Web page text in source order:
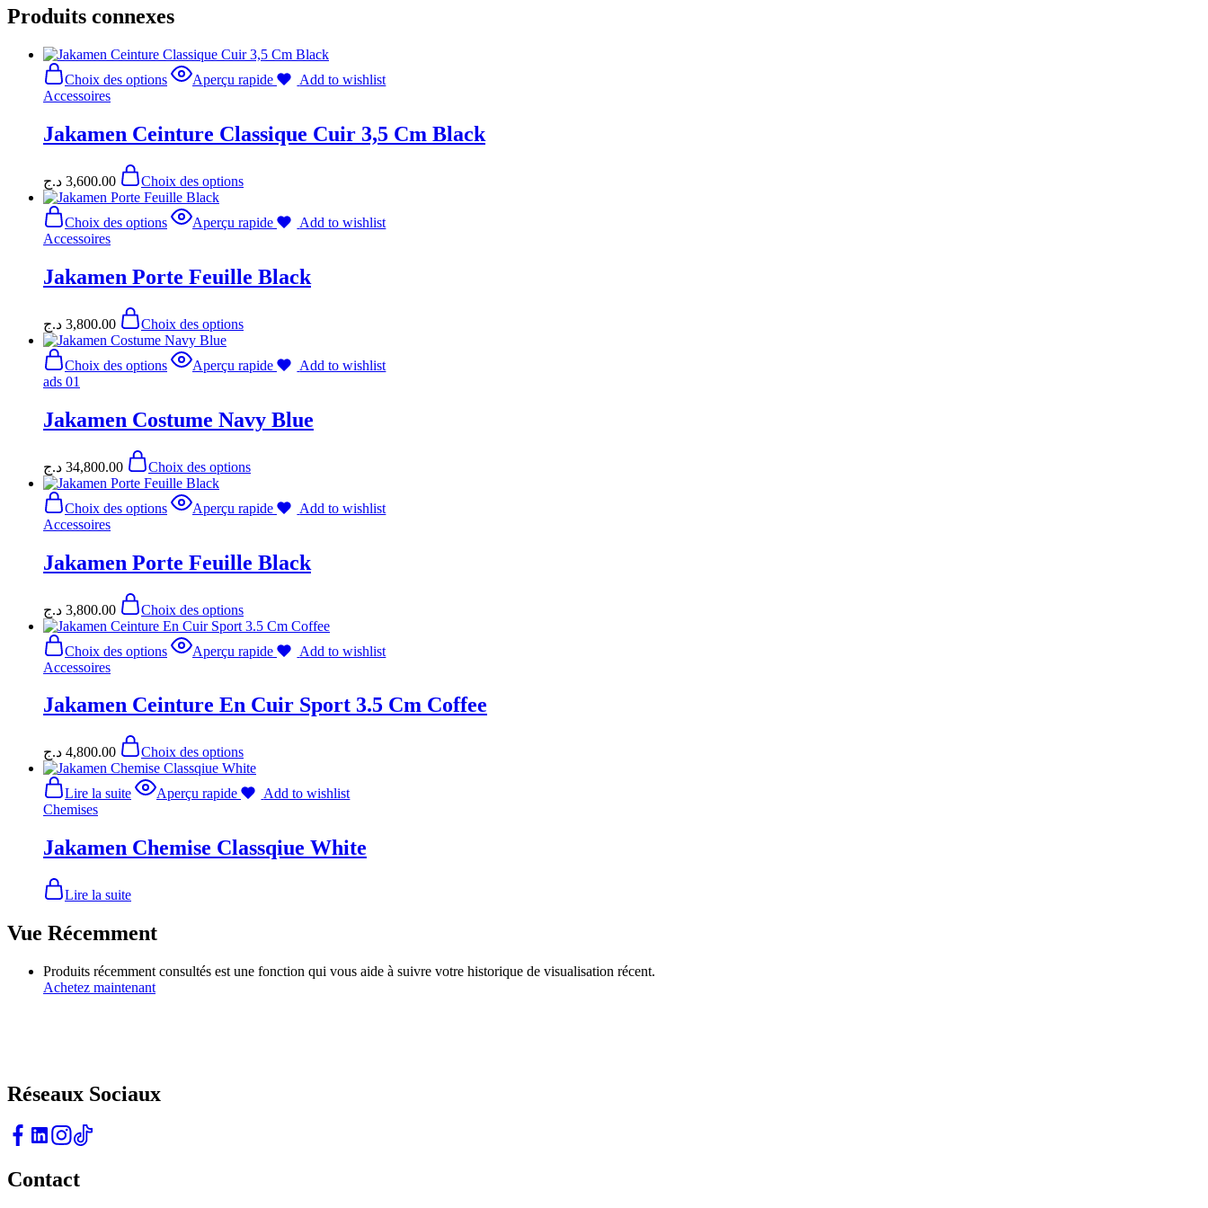
Produits connexes
Choix des options Aperçu rapide
Add to wishlist
Accessoires
Jakamen Ceinture Classique Cuir 3,5 Cm Black
3,600.00 د.ج Choix des options
Choix des options Aperçu rapide
Add to wishlist
Accessoires
Jakamen Porte Feuille Black
3,800.00 د.ج Choix des options
Choix des options Aperçu rapide
Add to wishlist
ads 01
Jakamen Costume Navy Blue
34,800.00 د.ج Choix des options
Choix des options Aperçu rapide
Add to wishlist
Accessoires
Jakamen Porte Feuille Black
3,800.00 د.ج Choix des options
Choix des options Aperçu rapide
Add to wishlist
Accessoires
Jakamen Ceinture En Cuir Sport 3.5 Cm Coffee
4,800.00 د.ج Choix des options
Lire la suite Aperçu rapide
Add to wishlist
Chemises
Jakamen Chemise Classqiue White
Lire la suite
Vue Récemment
Produits récemment consultés est une fonction qui vous aide à suivre votre historique de visualisation récent.
Achetez maintenant
Réseaux Sociaux
Contact